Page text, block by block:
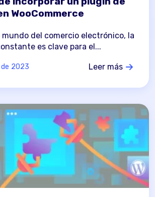
WooCommerce
mundo del comercio electrónico, la
es clave para el...
de 2023 Leer más